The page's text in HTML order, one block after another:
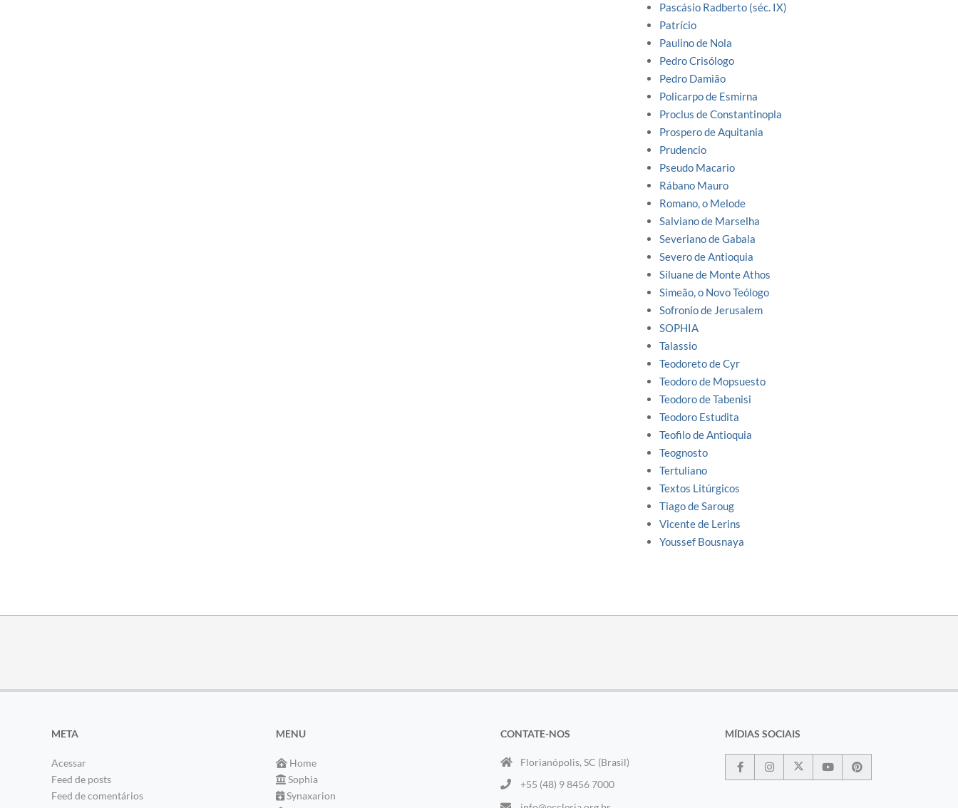
Pascásio Radberto (séc. IX)
Patrício
Paulino de Nola
Pedro Crisólogo
Pedro Damião
Policarpo de Esmirna
Proclus de Constantinopla
Prospero de Aquitania
Prudencio
Pseudo Macario
Rábano Mauro
Romano, o Melode
Salviano de Marselha
Severiano de Gabala
Severo de Antioquia
Siluane de Monte Athos
Simeão, o Novo Teólogo
Sofronio de Jerusalem
SOPHIA
Talassio
Teodoreto de Cyr
Teodoro de Mopsuesto
Teodoro de Tabenisi
Teodoro Estudita
Teofilo de Antioquia
Teognosto
Tertuliano
Textos Litúrgicos
Tiago de Saroug
Vicente de Lerins
Youssef Bousnaya
META
Acessar
Feed de posts
Feed de comentários
MENU
Home
Sophia
Synaxarion
CONTATE-NOS
Florianópolis, SC (Brasil)
+55 (48) 9 8456 7000
MÍDIAS SOCIAIS